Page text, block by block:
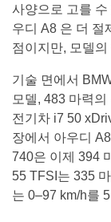
사양으로 고를
우디 A8 은 더 절
점이지만, 모델
기술 면에서
모델, 483 마력
전기차 i7 50
장에서 아우디
740은 이제 394
55 TFSI는 335
는 0–97 km/h를